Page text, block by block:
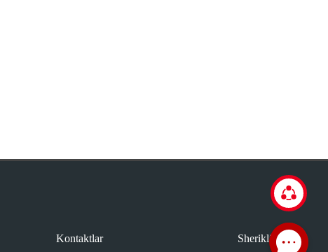
Kontaktlar Sheriklik